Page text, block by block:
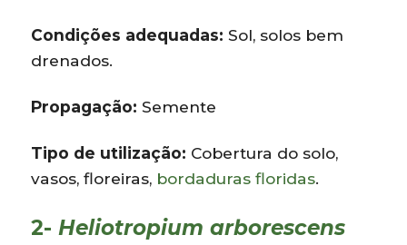
Condições adequadas: Sol, solos bem
drenados.
Propagação: Semente
Tipo de utilização: Cobertura do solo,
vasos, floreiras, bordaduras floridas.
2-Heliotropium arborescens